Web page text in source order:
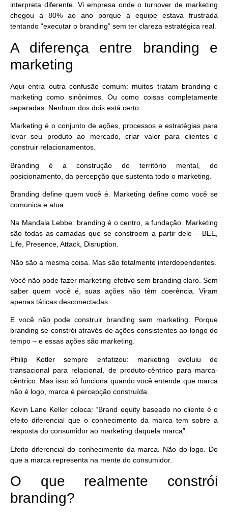
interpreta diferente. Vi empresa onde o turnover de marketing
chegou a 80% ao ano porque a equipe estava frustrada
tentando “executar o branding” sem ter clareza estratégica real.
A diferença entre branding e
marketing
Aqui entra outra confusão comum: muitos tratam branding e
marketing como sinônimos. Ou como coisas completamente
separadas. Nenhum dos dois está certo.
Marketing é o conjunto de ações, processos e estratégias para
levar seu produto ao mercado, criar valor para clientes e
construir relacionamentos.
Branding é a construção do território mental, do
posicionamento, da percepção que sustenta todo o marketing.
Branding define quem você é . Marketing definecomo você se
comunica e atua
Na Mandala Lebbe: branding é o centro, a fundação. Marketing
são todas as camadas que se constroem a partir dele – BEE,
Life, Presence, Attack, Disruption.
Não são a mesma coisa. Mas são totalmente interdependentes.
Você não pode fazer marketing efetivo sem branding claro. Sem
saber quem você é, suas ações não têm coerência. Viram
apenas táticas desconectadas.
E você não pode construir branding sem marketing. Porque
branding se constrói através deações consistentes ao longo do
tempo – e essas ações são marketing.
Philip Kotler sempre enfatizou: marketing evoluiu de
transacional para relacional, de produto-cêntrico para marca-
cêntrico. Mas isso só funciona quando você entende que marca
não é logo, marca é percepção construída
Kevin Lane Keller coloca: “Brand equity baseado no cliente é o
efeito diferencial que o conhecimento da marca tem sobre a
resposta do consumidor ao marketing daquela marca”.
Efeito diferencial do conhecimento da marca . Não do logo. Do
que a marca representa na mente do consumidor.
O que realmente constrói
branding?